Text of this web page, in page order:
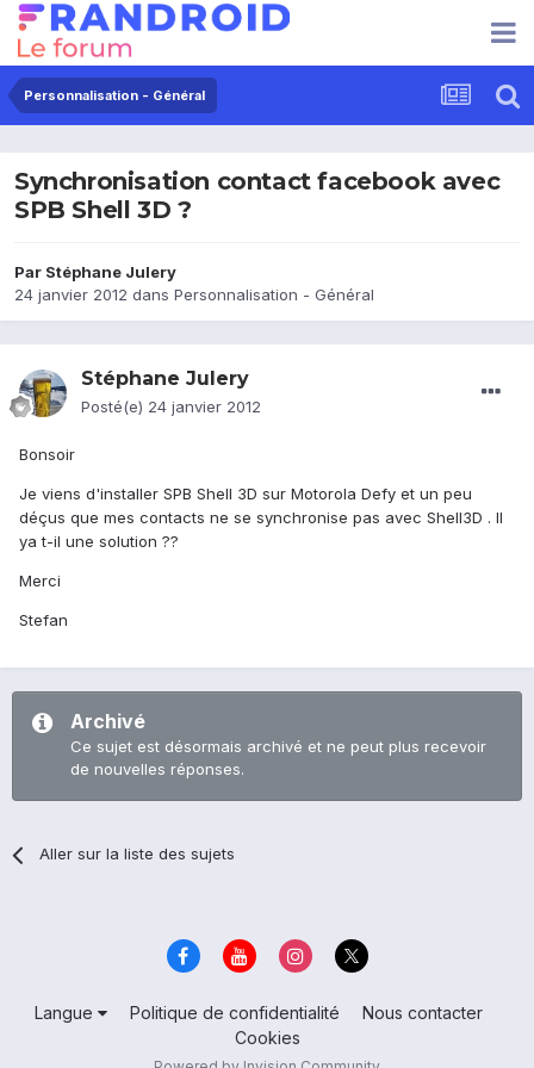
Personnalisation - Général
Synchronisation contact facebook avec
SPB Shell 3D ?
Par Stéphane Julery
24 janvier 2012 dans Personnalisation - Général
Stéphane Julery
Posté(e) 24 janvier 2012
Bonsoir
Je viens d'installer SPB Shell 3D sur Motorola Defy et un peu
déçus que mes contacts ne se synchronise pas avec Shell3D . Il
ya t-il une solution ??
Merci
Stefan
Archivé
Ce sujet est désormais archivé et ne peut plus recevoir
de nouvelles réponses.
Aller sur la liste des sujets
Langue Politique de confidentialité
Nous contacter
Cookies